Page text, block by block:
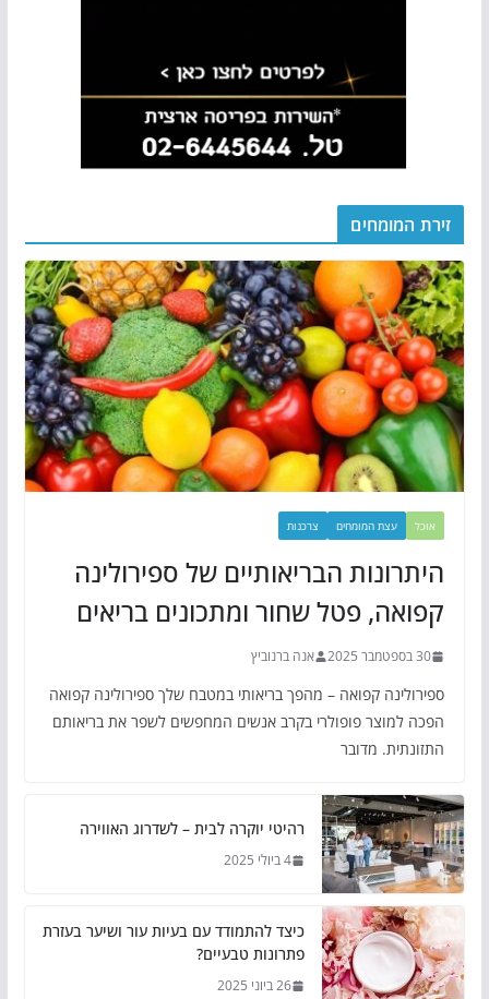
זירת המומחים
אוכל עצת המומחים צרכנות
היתרונות הבריאותיים של ספירולינה
קפואה, פטל שחור ומתכונים בריאים
30 בספטמבר 2025 אנה ברנוביץ
ספירולינה קפואה – מהפך בריאותי במטבח שלך ספירולינה קפואה
הפכה למוצר פופולרי בקרב אנשים המחפשים לשפר את בריאותם
התזונתית. מדובר
רהיטי יוקרה לבית – לשדרוג האווירה
4 ביולי 2025
כיצד להתמודד עם בעיות עור ושיער בעזרת
פתרונות טבעיים?
26 ביוני 2025